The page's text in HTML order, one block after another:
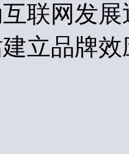
联网发
立品牌